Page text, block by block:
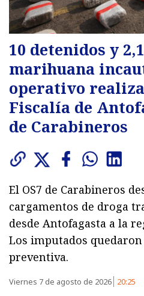
10 detenidos y
marihuana
operativo
Fiscalía de
de Carabineros
El OS7 de Carabineros
cargamentos de droga
desde Antofagasta a la
Los imputados
preventiva.
Viernes 7 de agosto de 2026 20:25